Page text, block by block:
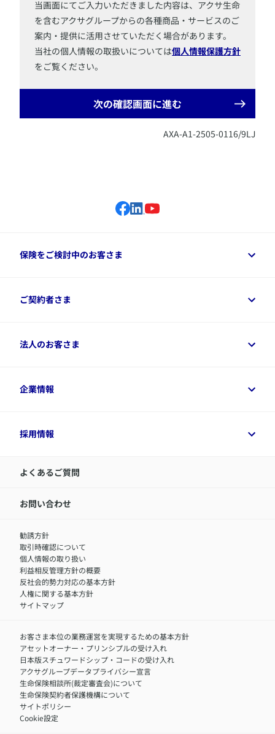
​当画面にてご入力いただきました内容は、アクサ生命
を含むアクサグループからの各種商品・サービスのご
案内・提供に活用させていただく場合があります。
当社の個人情報の取扱いについては個人情報保護方針
をご覧ください。
次の確認画面に進む
AXA-A1-2505-0116/9LJ
保険をご検討中のお客さま
保険をご検討中のお客さまトップ
資料請求
変額保険各種情報
ご契約者さま
ご契約者さまトップ
デジタル約款
令和8年（2026年）分の生命保険料控除証明書について
アクサのネット完結保険（旧アクサダイレクト生命）
法人のお客さま
法人のお客さまトップ
経営者サポートサービス
企業情報
企業情報トップ
アクサ生命が選ばれる理由
IR情報
サステナビリティの取り組み
​お客さまを金融犯罪からお守りするために
アクサグループについて
採用情報
採用情報トップ
中途採用：内勤正社員
職）
中途採用：フィナンシャルプラン・アドバイザー（営業職）
障害者採用
よくあるご質問
お問い合わせ
勧誘方針
取引時確認について
個人情報の取り扱い
利益相反管理方針の概要
反社会的勢力対応の基本方針
人権に関する基本方針
サイトマップ
お客さま本位の業務運営を実現するための基本方針
アセットオーナー・プリンシプルの受け入れ
日本版スチュワードシップ・コードの受け入れ
アクサグループデータプライバシー宣言
生命保険相談所(裁定審査会)について
生命保険契約者保護機構について
サイトポリシー
Cookie設定